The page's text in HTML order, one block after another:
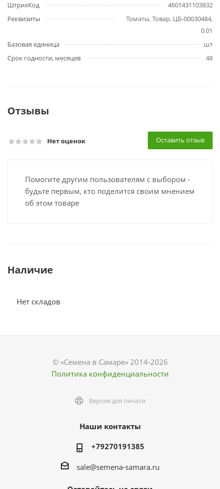
ШтрихКод
4601431103832
Реквизиты
Томаты, Товар, ЦБ-00030484,
0.01
Базовая единица
шт
Срок годности, месяцев
48
Отзывы
Нет оценок Оставить отзыв
Помогите другим пользователям с выбором -
будьте первым, кто поделится своим мнением
об этом товаре
Наличие
Нет складов
© «Семена в Самаре» 2014-2026
Политика конфиденциальности
Версия для печати
Наши контакты
+79270191385
sale@semena-samara.ru